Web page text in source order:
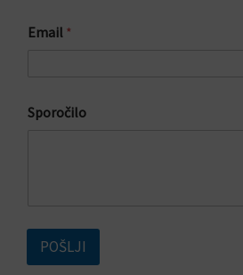
n
A
Email *
Sporočilo
POŠLJI